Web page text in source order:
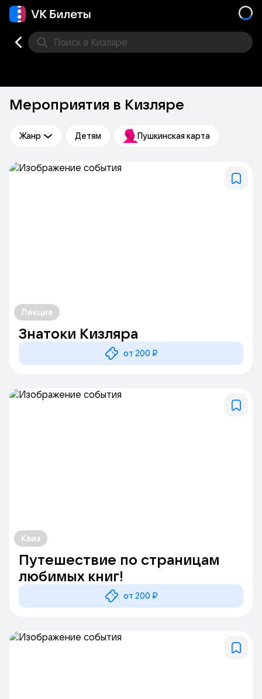
Поиск в Кизляре
Мероприятия в Кизляре
Жанр Детям Пушкинская карта
Лекция
Знатоки Кизляра
от 200 ₽
Квиз
Путешествие по страницам
любимых книг!
от 200 ₽